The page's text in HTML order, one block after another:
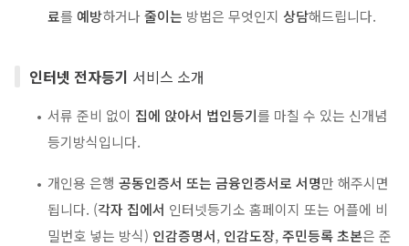
료를 예방하거나 줄이는 방법은 무엇인지 상담해드립니다.
인터넷 전자등기 서비스 소개
서류 준비 없이 집에 앉아서 법인등기를 마칠 수 있는 신개념
등기방식입니다.
개인용 은행 공동인증서 또는 금융인증서로 서명만 해주시면
됩니다. (각자 집에서 인터넷등기소 홈페이지 또는 어플에 비
밀번호 넣는 방식) 인감증명서, 인감도장, 주민등록 초본은 준